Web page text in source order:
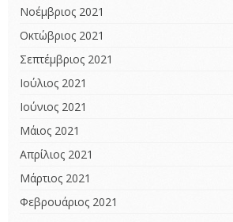
Νοέμβριος 2021
Οκτώβριος 2021
Σεπτέμβριος 2021
Ιούλιος 2021
Ιούνιος 2021
Μάιος 2021
Απρίλιος 2021
Μάρτιος 2021
Φεβρουάριος 2021